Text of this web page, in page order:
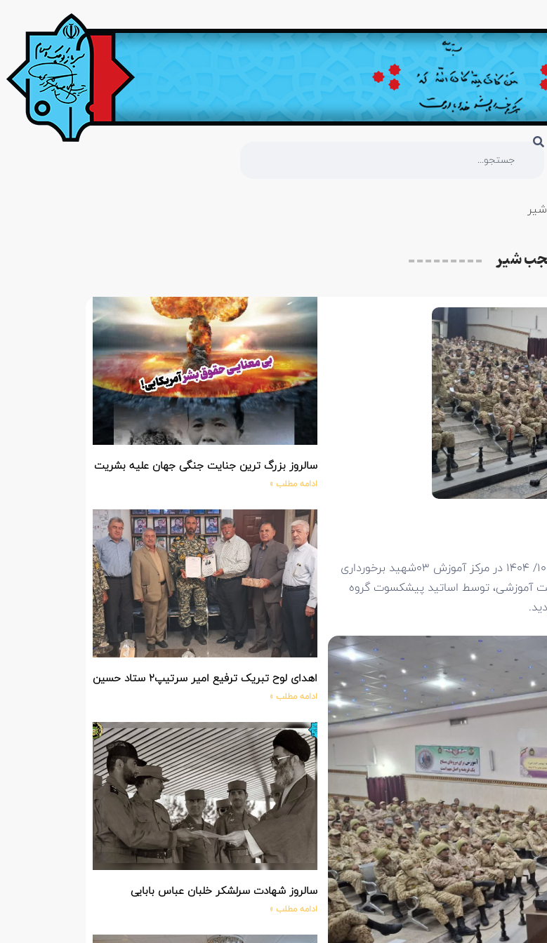
آموزش معارف جنگ جهت کارکنان وظیفه دیپلم به بالا اعزامی ۰۱/ ۱۰/ ۱۴۰۴ در مرکز آموزش ۰۳شهید برخورداری
مورخه شنبه ۲۰/ ۱۰/ ۱۴۰۴ به مدت سه روز در۱۶ ساعت آموزشی، توسط اساتید پیشکسوت گروه
سالروز بزرگ ترین جنایت جنگی جهان علیه بشریت توسط بزرگ ترین
ادامه مطلب »
اهدای لوح تبریک ترفیع امیر سرتیپ۲ ستاد حسین صادق زاده فرمانده تیپ ۲۵ واکنش سریع شهید آبگون نزاجا مستقر در تبریز
ادامه مطلب »
سالروز شهادت سرلشکر خلبان عباس بابایی
ادامه مطلب »